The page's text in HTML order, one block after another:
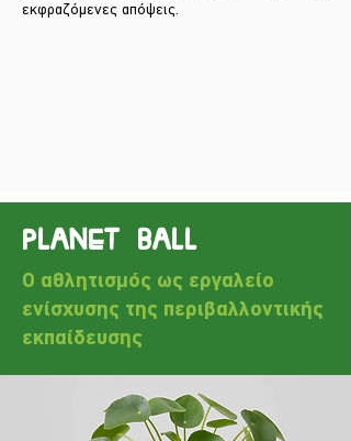
εκφραζόμενες απόψεις.
PLANET BALL
Ο αθλητισμός ως εργαλείο
ενίσχυσης της περιβαλλοντικής
εκπαίδευσης